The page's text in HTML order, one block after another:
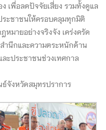
เพื่อลดปัจจัยเสี่ยง รวมทั้งดูแล
ะชาชนให้ครอบคลุมทุกมิติ
หมายอย่างจริงจัง เคร่งครัด
ำนึกและความตระหนักด้าน
ะประชาชนช่วงเทศกาล
จังหวัดสมุทรปราการ